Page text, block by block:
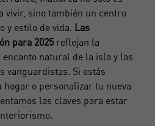
vivir, sino también un centro
y estilo de vida. Las
para 2025 reflejan la
natural de la isla y las
vanguardistas. Si estás
hogar o personalizar tu nueva
las claves para estar